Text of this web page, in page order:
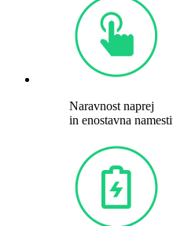
Naravnost naprej
in enostavna